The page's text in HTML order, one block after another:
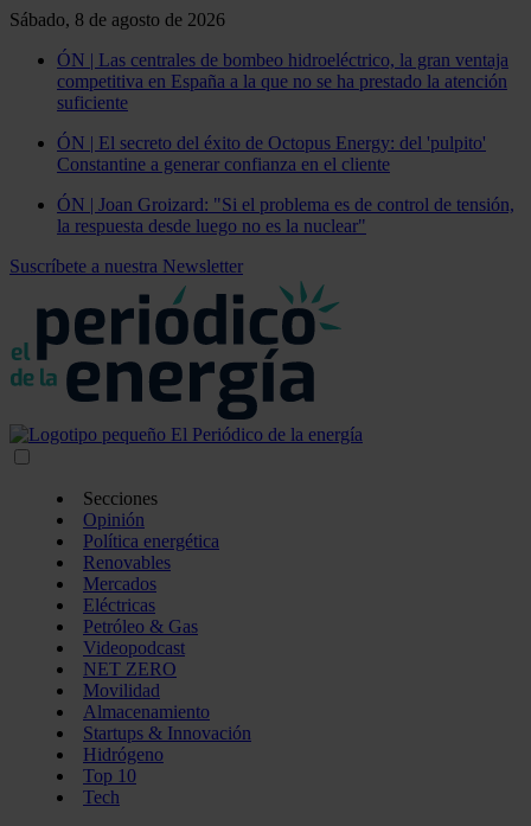
Sábado, 8 de agosto de 2026
ÓN | Las centrales de bombeo hidroeléctrico, la gran ventaja
competitiva en España a la que no se ha prestado la atención
suficiente
ÓN | El secreto del éxito de Octopus Energy: del 'pulpito'
Constantine a generar confianza en el cliente
ÓN | Joan Groizard: "Si el problema es de control de tensión,
la respuesta desde luego no es la nuclear"
Suscríbete a nuestra Newsletter
Secciones
Opinión
Política energética
Renovables
Mercados
Eléctricas
Petróleo & Gas
Videopodcast
NET ZERO
Movilidad
Almacenamiento
Startups & Innovación
Hidrógeno
Top 10
Tech